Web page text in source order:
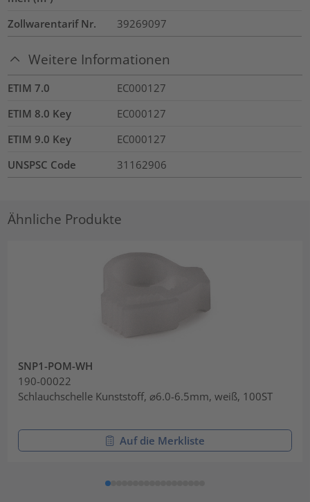
Zollwarentarif Nr.
39269097
Weitere Informationen
ETIM 7.0
EC000127
ETIM 8.0 Key
EC000127
ETIM 9.0 Key
EC000127
UNSPSC Code
31162906
Ähnliche Produkte
SNP1-POM-WH
190-00022
Schlauchschelle Kunststoff, ⌀6.0-6.5mm, weiß, 100ST
Auf die Merkliste